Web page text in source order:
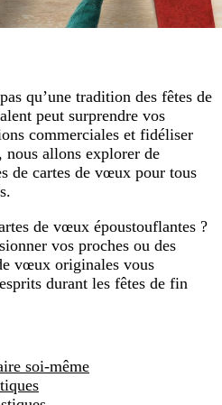
qu’une tradition des fêtes de
peut surprendre vos
commerciales et fidéliser
allons explorer de
de cartes de vœux pour tous
de vœux époustouflantes ?
vos proches ou des
vœux originales vous
durant les fêtes de fin
soi-même
pratiques
artistiques
interactives
pour les entreprises
de vœux